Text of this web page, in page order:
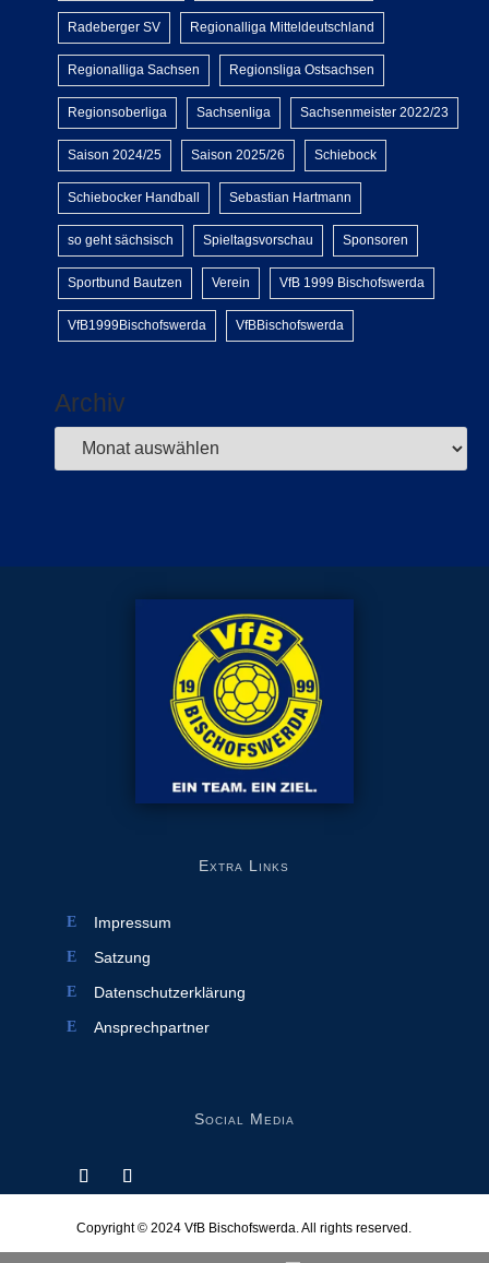
Radeberger SV Regionalliga Mitteldeutschland
Regionalliga Sachsen Regionsliga Ostsachsen
Regionsoberliga Sachsenliga Sachsenmeister 2022/23
Saison 2024/25 Saison 2025/26 Schiebock
Schiebocker Handball Sebastian Hartmann
so geht sächsisch Spieltagsvorschau Sponsoren
Sportbund Bautzen Verein VfB 1999 Bischofswerda
VfB1999Bischofswerda VfBBischofswerda
Archiv
Extra Links
Impressum
Satzung
Datenschutzerklärung
Ansprechpartner
Social Media
Copyright © 2024 VfB Bischofswerda. All rights reserved.